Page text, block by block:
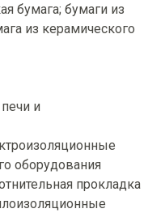
бумага; бумаги из
из керамического
и
оборудования
прокладка